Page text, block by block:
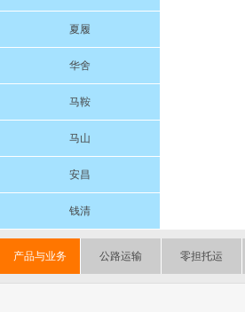
夏履
华舍
马鞍
马山
安昌
钱清
产品与业务 公路运输 零担托运